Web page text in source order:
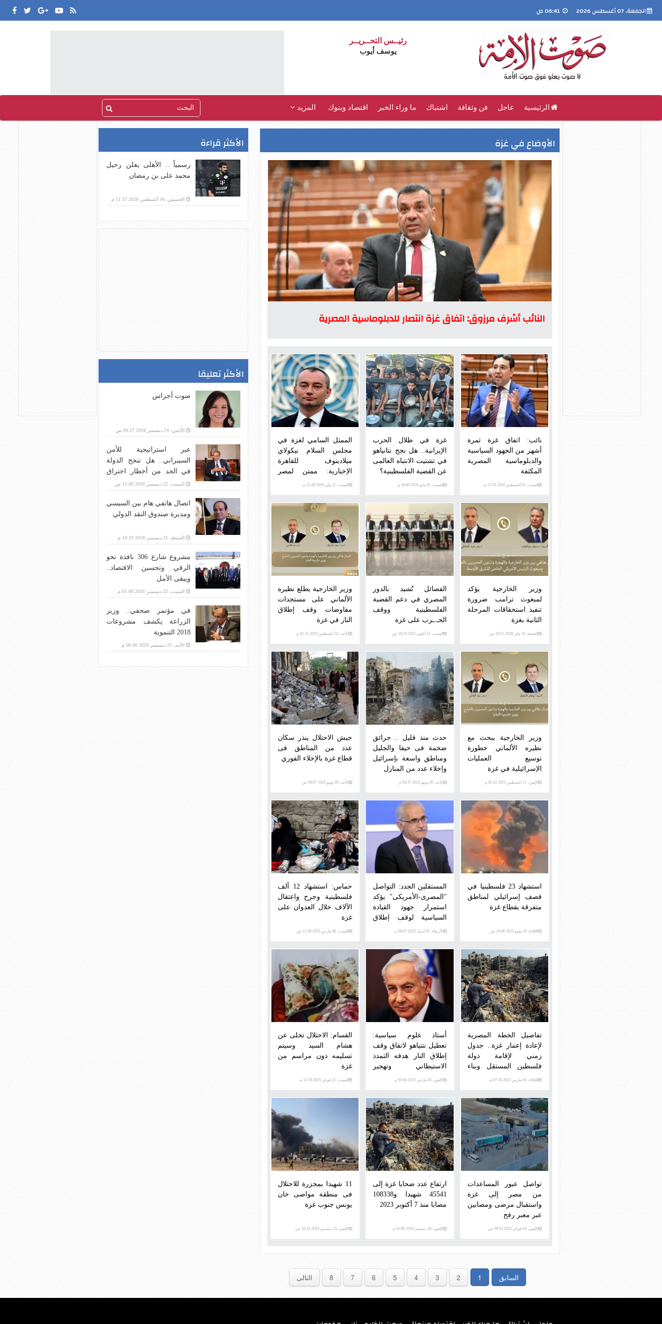
الجمعة، 07 أغسطس 2026
رئيــس التحــريــر
يوسف أيوب
الرئيسية عاجل فن وثقافة اشتباك ما وراء الخبر اقتصاد وبنوك المزيد
الأوضاع في غزة
النائب أشرف مرزوق: اتفاق غزة انتصار للدبلوماسية المصرية
نائب: اتفاق غزة ثمرة
أشهر من الجهود السياسية
والدبلوماسية المصرية
المكثفة
السبت، 01 أغسطس 2026 12:50 م
غزة في ظلال الحرب
الإيرانية.. هل نجح نتانياهو
في تشتيت الانتباه العالمى
عن القضية الفلسطينية؟
السبت، 02 مايو 2026 10:00 م
الممثل السامي لغزة في
مجلس السلام نيكولاي
ميلادينوف للقاهرة
الإخبارية: ممتن لمصر
والوسطاء على جهودهم
من اتفاق وقف إطلاق
النار بقطاع غزة
السبت، 17 يناير 2026 12:40 م
وزير الخارجية يؤكد
لمبعوث ترامب ضرورة
تنفيذ استحقاقات المرحلة
الثانية بغزة
الجمعة، 16 يناير 2026 10:57 ص
الفصائل تُشيد بالدور
المصري في دعم القضية
الفلسطينية ووقف
الحـ.ـرب على غزة
السبت، 25 أكتوبر 2025 10:10 ص
وزير الخارجية يطلع نظيره
الألماني على مستجدات
مفاوضات وقف إطلاق
النار في غزة
الأحد، 24 أغسطس 2025 01:15 م
وزير الخارجية يبحث مع
نظيره الألماني خطورة
توسيع العمليات
الإسرائيلية في غزة
الإثنين، 11 أغسطس 2025 02:32 م
حدث منذ قليل .. حرائق
ضخمة فى حيفا والجليل
ومناطق واسعة بإسرائيل
وإخلاء عدد من المنازل
الأحد، 29 يونيو 2025 03:37 م
جيش الاحتلال ينذر سكان
عدد من المناطق فى
قطاع غزة بالإخلاء الفوري
الأحد، 29 يونيو 2025 09:07 ص
استشهاد 23 فلسطينيا في
قصف إسرائيلي لمناطق
متفرقة بقطاع غزة
الثلاثاء، 10 يونيو 2025 10:46 ص
المستقلين الجدد: التواصل
"المصرى-الأمريكى" يؤكد
استمرار جهود القيادة
السياسية لوقف إطلاق
النارالأربعاء، 02 أبريل 2025 06:07 م
حماس: استشهاد 12 ألف
فلسطينية وجرح واعتقال
الآلاف خلال العدوان على
غزة
السبت، 08 مارس 2025 11:28 ص
تفاصيل الخطة المصرية
لإعادة إعمار غزة.. جدول
زمني لإقامة دولة
فلسطين المستقل وبناء
قدراتها.. وتكلفة الإعمار
الثلاثاء، 04 مارس 2025 07:30 م
أستاذ علوم سياسية:
تعطيل نتنياهو لاتفاق وقف
إطلاق النار هدفه التمدد
الاستيطاني وتهجير
الفلسطينيين
الإثنين، 03 مارس 2025 03:04 م
القسام: الاحتلال تخلى عن
هشام السيد وسيتم
تسليمه دون مراسم من
غزة
السبت، 22 فبراير 2025 12:18 م
تواصل عبور المساعدات
من مصر إلى غزة
واستقبال مرضى ومصابين
عبر معبر رفح
الإثنين، 03 فبراير 2025 09:53 ص
ارتفاع عدد ضحايا غزة إلى
45541 شهيدا و108338
مصابا منذ 7 أكتوبر 2023
الإثنين، 30 ديسمبر 2024 01:06 م
11 شهيدا بمجزرة للاحتلال
فى منطقة مواصى خان
يونس جنوب غزة
الإثنين، 23 ديسمبر 2024 10:45 ص
السابق 1
2
3
4
5
6
7
8 التالى
الأكثر قراءة
رسمياً .. الأهلى يعلن رحيل
محمد على بن رمضان
الخميس، 06 أغسطس 2026 11:37 م
الأكثر تعليقا
صوت أجراس
الإثنين، 24 ديسمبر 2018 09:27 ص
عبر استراتيجية للأمن
السيبراني.. هل تنجح الدولة
في الحد من أخطار اختراق
بنية الاتصالات؟
السبت، 22 ديسمبر 2018 12:00 ص
اتصال هاتفي هام بين السيسي
ومديرة صندوق النقد الدولي
الجمعة، 21 ديسمبر 2018 10:19 م
مشروع شارع 306 نافذة نحو
الرقي وتحسين الاقتصاد..
ويبقى الأمل
السبت، 22 ديسمبر 2018 01:00 م
في مؤتمر صحفي.. وزير
الزراعة يكشف مشروعات
2018 التنموية
الأحد، 23 ديسمبر 2018 06:00 م